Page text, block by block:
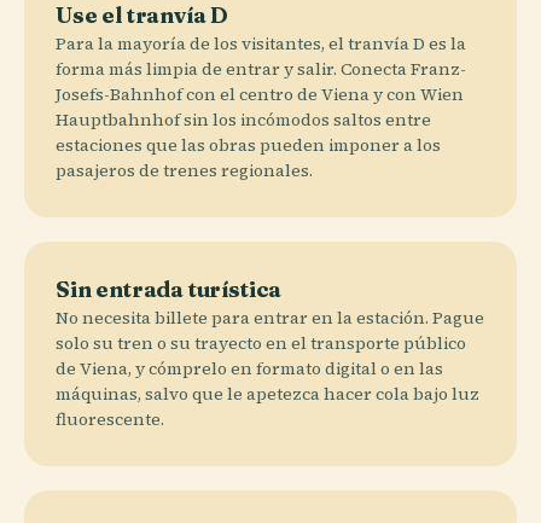
Use el tranvía D
Para la mayoría de los visitantes, el tranvía D es la
forma más limpia de entrar y salir. Conecta Franz-
Josefs-Bahnhof con el centro de Viena y con Wien
Hauptbahnhof sin los incómodos saltos entre
estaciones que las obras pueden imponer a los
pasajeros de trenes regionales.
Sin entrada turística
No necesita billete para entrar en la estación. Pague
solo su tren o su trayecto en el transporte público
de Viena, y cómprelo en formato digital o en las
máquinas, salvo que le apetezca hacer cola bajo luz
fluorescente.